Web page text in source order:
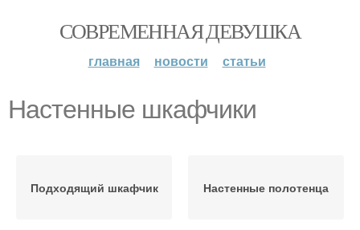
СОВРЕМЕННАЯ ДЕВУШКА
главная новости статьи
Настенные шкафчики
Подходящий шкафчик Настенные полотенца